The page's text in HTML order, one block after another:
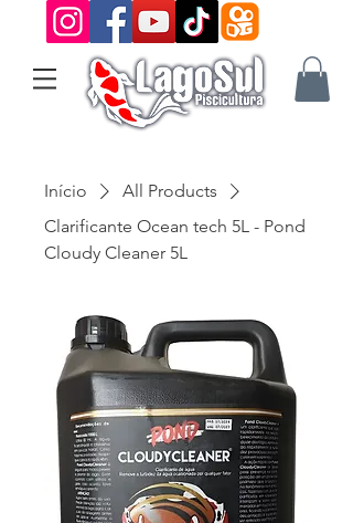
Início
All Products
Clarificante Ocean tech 5L - Pond
Cloudy Cleaner 5L